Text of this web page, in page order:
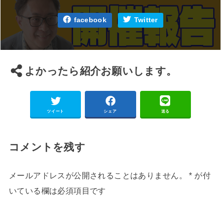
facebook Twitter
よかったら紹介お願いします。
ツイート シェア 送る
コメントを残す
メールアドレスが公開されることはありません。 * が付
いている欄は必須項目です